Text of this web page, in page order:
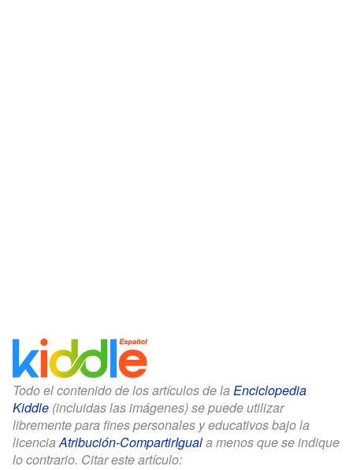
Todo el contenido de los artículos de la Enciclopedia
Kiddle (incluidas las imágenes) se puede utilizar
libremente para fines personales y educativos bajo la
licenciaAtribución-CompartirIguala menos que se indique
lo contrario. Citar este artículo: